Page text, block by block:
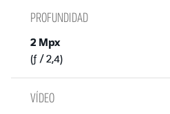
PROFUNDIDAD
2 Mpx
(ƒ / 2,4)
VÍDEO